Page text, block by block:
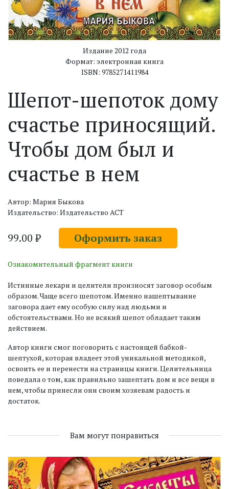
Издание 2012 года
Формат: электронная книга
ISBN: 9785271411984
Шепот-шепоток дому
счастье приносящий.
Чтобы дом был и
счастье в нем
Автор: Мария Быкова
Издательство: Издательство АСТ
99.00 ₽ Оформить заказ
Ознакомительный фрагмент книги
Истинные лекари и целители произносят заговор особым
образом. Чаще всего шепотом. Именно нашептывание
заговора дает ему особую силу над людьми и
обстоятельствами. Но не всякий шепот обладает таким
действием.
Автор книги смог поговорить с настоящей бабкой-
шептухой, которая владеет этой уникальной методикой,
освоить ее и перенести на страницы книги. Целительница
поведала о том, как правильно зашептать дом и все вещи в
нем, чтобы принесли они своим хозяевам радость и
достаток.
Вам могут понравиться